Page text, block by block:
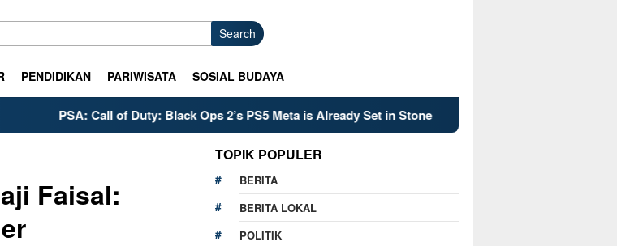
Search
PENDIDIKAN PARIWISATA SOSIAL BUDAYA
PSA: Call of Duty: Black Ops 2’s PS5 Meta is Already Set in Stone Kelsey Mitchell’s Late Heroics
Faisal:
TOPIK POPULER
BERITA
BERITA LOKAL
POLITIK